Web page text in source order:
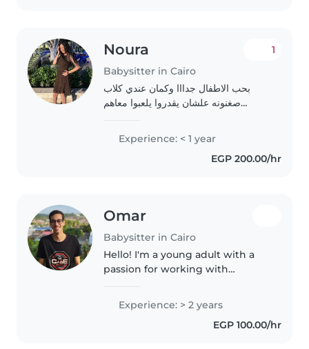
Noura
Babysitter in Cairo
1
بحب الاطفال جدااا وكمان عندي كلاب
صغنونه علشان يقدروا يلعبوا معاهم
شئ لو احتاجتك بشيل مسئوليه اي فعل
بعمل شخص لذوذ وهادي وكتكوته ف
Experience: < 1 year
EGP 200.00/hr
Omar
Babysitter in Cairo
Hello! I'm a young adult with a
passion for working with
experience caring for toddlers,
preschoolers, gradeschoolers,
and teenagers. I'm comfortable
Experience: > 2 years
EGP 100.00/hr